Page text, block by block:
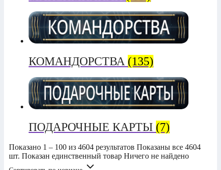
КОМАНДОРСТВА (135)
ПОДАРОЧНЫЕ КАРТЫ (7)
Показано 1 – 100 из 4604 результатов Показаны все 4604
шт. Показан единственный товар Ничего не найдено